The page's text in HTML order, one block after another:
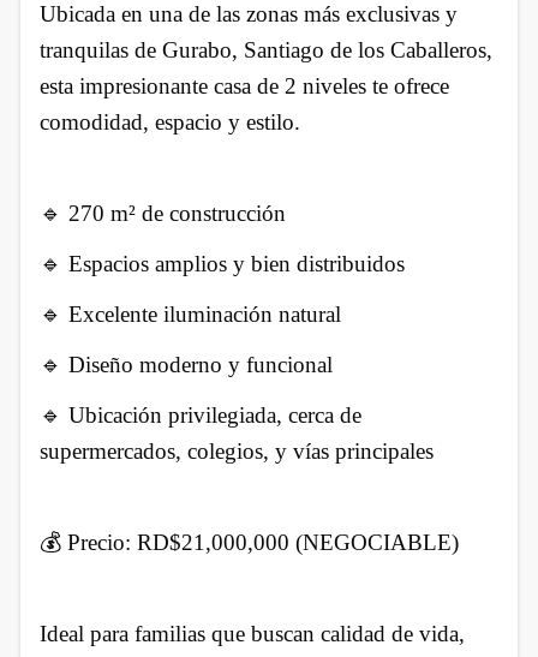
Ubicada en una de las zonas más exclusivas y
tranquilas de Gurabo, Santiago de los Caballeros,
esta impresionante casa de 2 niveles te ofrece
comodidad, espacio y estilo.
🔹 270 m² de construcción
🔹 Espacios amplios y bien distribuidos
🔹 Excelente iluminación natural
🔹 Diseño moderno y funcional
🔹 Ubicación privilegiada, cerca de
supermercados, colegios, y vías principales
💰 Precio: RD$21,000,000 (NEGOCIABLE)
Ideal para familias que buscan calidad de vida,